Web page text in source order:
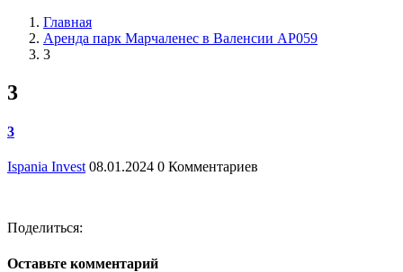
Главная
Аренда парк Марчаленес в Валенсии AP059
3
3
3
Ispania Invest 08.01.2024 0 Комментариев
Поделиться:
Оставьте комментарий